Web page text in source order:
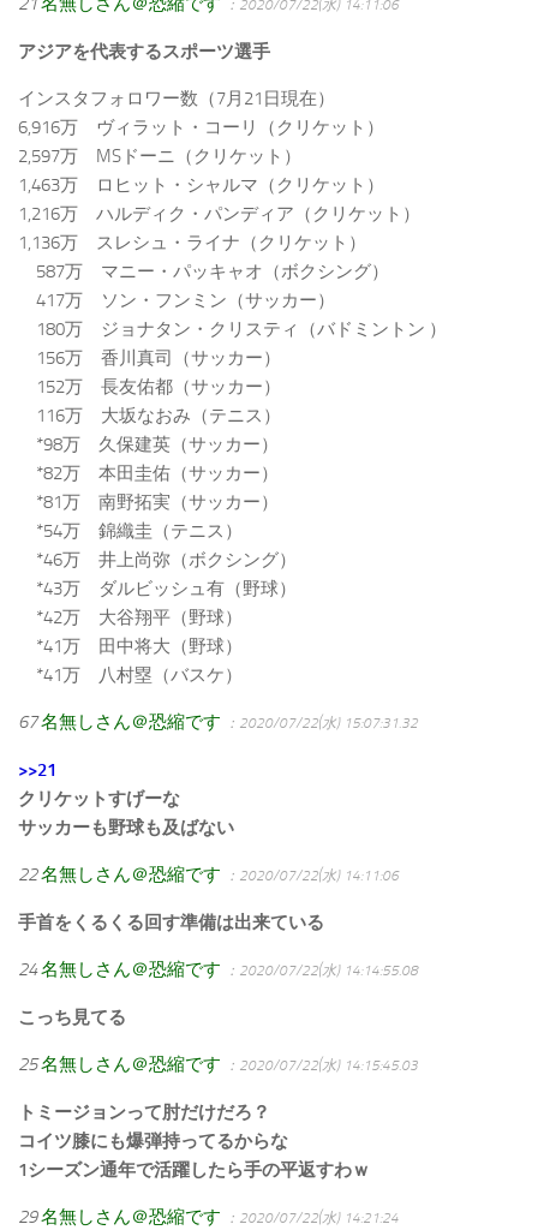
：2020/07/22(水) 14:11:06
アジアを代表するスポーツ選手
インスタフォロワー数（7月21日現在）
6,916万 ヴィラット・コーリ（クリケット）
2,597万 MSドーニ（クリケット）
1,463万 ロヒット・シャルマ（クリケット）
1,216万 ハルディク・パンディア（クリケット）
1,136万 スレシュ・ライナ（クリケット）
587万 マニー・パッキャオ（ボクシング）
417万 ソン・フンミン（サッカー）
180万 ジョナタン・クリスティ（バドミントン ）
156万 香川真司（サッカー）
152万 長友佑都（サッカー）
116万 大坂なおみ（テニス）
*98万 久保建英（サッカー）
*82万 本田圭佑（サッカー）
*81万 南野拓実（サッカー）
*54万 錦織圭（テニス）
*46万 井上尚弥（ボクシング）
*43万 ダルビッシュ有（野球）
*42万 大谷翔平（野球）
*41万 田中将大（野球）
*41万 八村塁（バスケ）
67名無しさん＠恐縮です ：2020/07/22(水) 15:07:31.32
>>21
クリケットすげーな
サッカーも野球も及ばない
22名無しさん＠恐縮です ：2020/07/22(水) 14:11:06
手首をくるくる回す準備は出来ている
24名無しさん＠恐縮です ：2020/07/22(水) 14:14:55.08
こっち見てる
25名無しさん＠恐縮です ：2020/07/22(水) 14:15:45.03
トミージョンって肘だけだろ？
コイツ膝にも爆弾持ってるからな
1シーズン通年で活躍したら手の平返すわｗ
29名無しさん＠恐縮です ：2020/07/22(水) 14:21:24